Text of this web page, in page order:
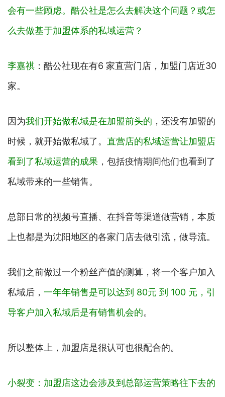
会有一些顾虑。酷公社是怎么去解决这个问题？或怎
么去做基于加盟体系的私域运营？
李嘉祺 ：酷公社现在有6 家直营门店，加盟门店近30
家。
因为我们开始做私域是在加盟前头的 ，还没有加盟的
时候，就开始做私域了。 直营店的私域运营让加盟店
看到了私域运营的成果 ，包括疫情期间他们也看到了
私域带来的一些销售。
总部日常的视频号直播、在抖音等渠道做营销，本质
上也都是为沈阳地区的各家门店去做引流，做导流。
我们之前做过一个粉丝产值的测算，将一个客户加入
私域后， 一年年销售是可以达到 80元 到 100 元，引
导客户加入私域后是有销售机会的。
所以整体上，加盟店是很认可也很配合的。
小裂变：加盟店这边会涉及到总部运营策略往下去的